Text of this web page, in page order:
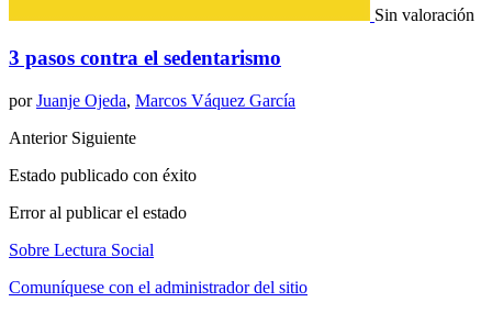
Sin valoración
3 pasos contra el sedentarismo
porJuanje Ojeda, Marcos Váquez García
Anterior Siguiente
Estado publicado con éxito
Error al publicar el estado
Sobre Lectura Social
Comuníquese con el administrador del sitio